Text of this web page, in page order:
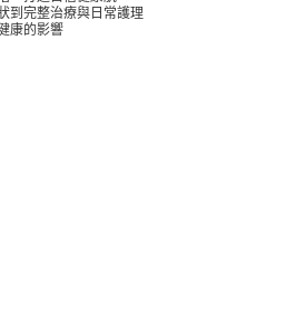
到完整治療與日常護理
康的影響